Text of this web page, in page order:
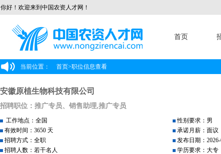
你好！欢迎来到中国农资人才网！
首页
当前位置： 首页>职位信息查看
安徽原植生物科技有限公司
招聘职位：推广专员、销售助理,推广专员
工作地点：全国
有效时间：3650 天
招聘方式：全职
招聘人数：若干名人
性别要求：男
承诺月薪：面议
发布日期：
学历要求：大专